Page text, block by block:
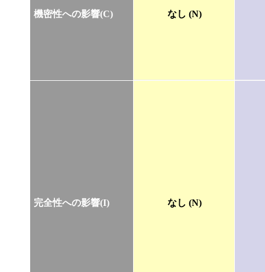
機密性への影響(C) なし (N)
完全性への影響(I) なし (N)